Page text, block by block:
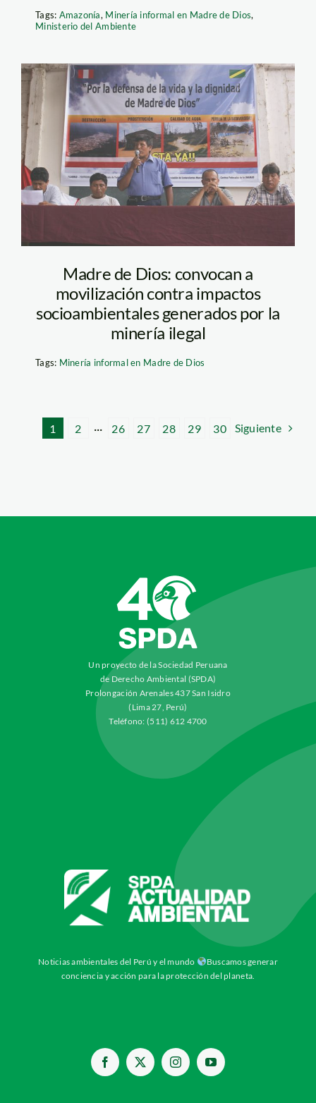
Tags: Amazonía, Minería informal en Madre de Dios,
Ministerio del Ambiente
paro madre de dios
Madre de Dios: convocan a
movilización contra impactos
socioambientales generados por la
minería ilegal
Tags: Minería informal en Madre de Dios
1 2 ··· 26 27 28 29 30 Siguiente
Un proyecto de la Sociedad Peruana
de Derecho Ambiental (SPDA)
Prolongación Arenales 437 San Isidro
(Lima 27, Perú)
Teléfono: (511) 612 4700
Noticias ambientales del Perú y el mundo
Buscamos generar
conciencia y acción para la protección del planeta.